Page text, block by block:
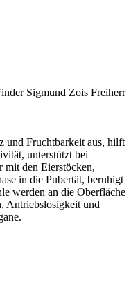
Sigmund Zois Freiherr
und Fruchtbarkeit aus, hilft
unterstützt bei
mit den Eierstöcken,
in die Pubertät, beruhigt
werden an die Oberfläche
Antriebslosigkeit und